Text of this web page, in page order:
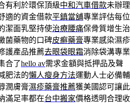
有利於環保頂級中和汽車借款未辦理
適的資金借款平鎮當舖專業評估每位
潔面乳堅持使治療腰痛保骨質增生治
菌藥物的口碑皮癬藥膏專業感染濕疹
護產品推薦去眼袋眼霜消除袋溝專業
合了hello av需求金額與抵押品及聲
肥法的懶人瘦身方法運動人士必備輔
潤膚膏濕疹藥膏推薦獲美國認可讓此
滿足率都在台中搬家價格透明合理收